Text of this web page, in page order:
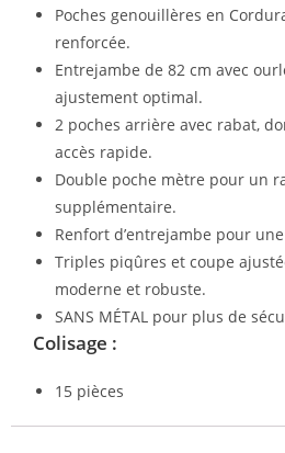
Poches genouillères en
renforcée.
Entrejambe de 82 cm avec
ajustement optimal.
2 poches arrière avec rabat,
accès rapide.
Double poche mètre pour un
supplémentaire.
Renfort d’entrejambe pour
Triples piqûres et coupe
moderne et robuste.
SANS MÉTAL pour plus de
Colisage :
15 pièces